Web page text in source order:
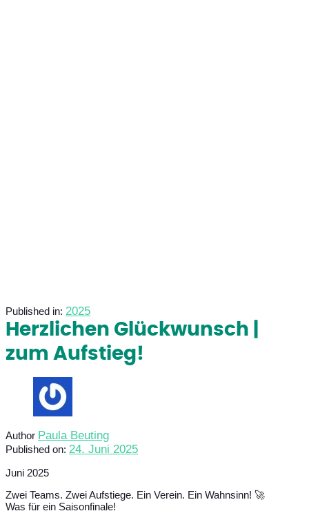
Published in: 2025
Herzlichen Glückwunsch |
zum Aufstieg!
Author Paula Beuting
Published on: 24. Juni 2025
Juni 2025
Zwei Teams. Zwei Aufstiege. Ein Verein. Ein Wahnsinn! 🚀
Was für ein Saisonfinale!